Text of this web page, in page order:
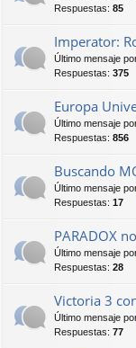
Respuestas: 85
Imperator:
Último mensaje
Respuestas: 375
Europa
Último mensaje
Respuestas: 856
Buscando
Último mensaje
Respuestas: 17
PARADOX
Último mensaje
Respuestas: 28
Victoria 3
Último mensaje
Respuestas: 77